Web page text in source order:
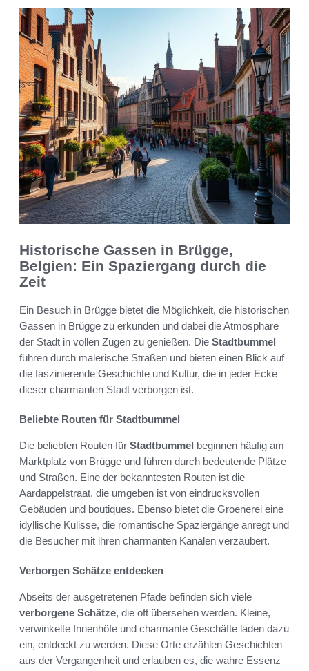
Historische Gassen in Brügge,
Belgien: Ein Spaziergang durch die
Zeit
Ein Besuch in Brügge bietet die Möglichkeit, die historischen
Gassen in Brügge zu erkunden und dabei die Atmosphäre
der Stadt in vollen Zügen zu genießen. Die Stadtbummel
führen durch malerische Straßen und bieten einen Blick auf
die faszinierende Geschichte und Kultur, die in jeder Ecke
dieser charmanten Stadt verborgen ist.
Beliebte Routen für Stadtbummel
Die beliebten Routen für Stadtbummel beginnen häufig am
Marktplatz von Brügge und führen durch bedeutende Plätze
und Straßen. Eine der bekanntesten Routen ist die
Aardappelstraat, die umgeben ist von eindrucksvollen
Gebäuden und boutiques. Ebenso bietet die Groenerei eine
idyllische Kulisse, die romantische Spaziergänge anregt und
die Besucher mit ihren charmanten Kanälen verzaubert.
Verborgen Schätze entdecken
Abseits der ausgetretenen Pfade befinden sich viele
verborgene Schätze, die oft übersehen werden. Kleine,
verwinkelte Innenhöfe und charmante Geschäfte laden dazu
ein, entdeckt zu werden. Diese Orte erzählen Geschichten
aus der Vergangenheit und erlauben es, die wahre Essenz